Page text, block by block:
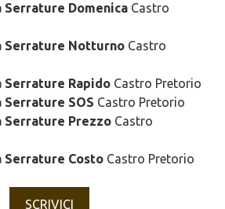
Serrature Domenica Castro
Serrature Notturno Castro
Serrature Rapido Castro Pretorio
Serrature SOS Castro Pretorio
Serrature Prezzo Castro
Serrature Costo Castro Pretorio
SCRIVICI